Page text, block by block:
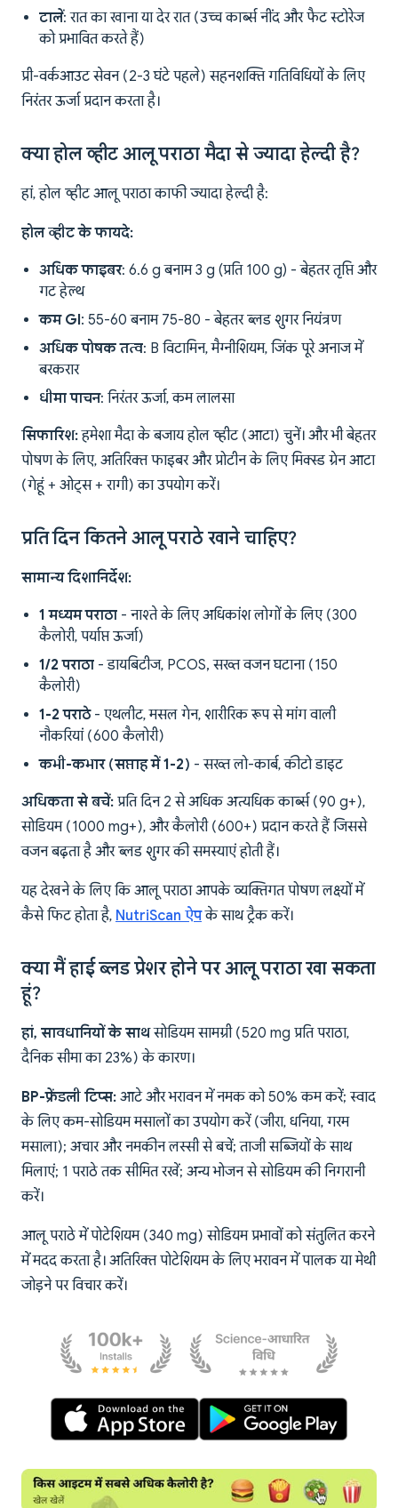
टालें: रात का खाना या देर रात (उच्च कार्ब्स नींद और फैट स्टोरेज
को प्रभावित करते हैं)
प्री-वर्कआउट सेवन (2-3 घंटे पहले) सहनशक्ति गतिविधियों के लिए
निरंतर ऊर्जा प्रदान करता है।
क्या होल व्हीट आलू पराठा मैदा से ज्यादा हेल्दी है?
हां, होल व्हीट आलू पराठा काफी ज्यादा हेल्दी है:
होल व्हीट के फायदे:
अधिक फाइबर: 6.6 g बनाम 3 g (प्रति 100 g) - बेहतर तृप्ति और
गट हेल्थ
कम GI: 55-60 बनाम 75-80 - बेहतर ब्लड शुगर नियंत्रण
अधिक पोषक तत्व: B विटामिन, मैग्नीशियम, जिंक पूरे अनाज में
बरकरार
धीमा पाचन: निरंतर ऊर्जा, कम लालसा
सिफारिश:हमेशा मैदा के बजाय होल व्हीट (आटा) चुनें। और भी बेहतर
पोषण के लिए, अतिरिक्त फाइबर और प्रोटीन के लिए मिक्स्ड ग्रेन आटा
(गेहूं + ओट्स + रागी) का उपयोग करें।
प्रति दिन कितने आलू पराठे खाने चाहिए?
सामान्य दिशानिर्देश:
1 मध्यम पराठा - नाश्ते के लिए अधिकांश लोगों के लिए (300
कैलोरी, पर्याप्त ऊर्जा)
1/2 पराठा - डायबिटीज, PCOS, सख्त वजन घटाना (150
कैलोरी)
1-2 पराठे- एथलीट, मसल गेन, शारीरिक रूप से मांग वाली
नौकरियां (600 कैलोरी)
कभी-कभार (सप्ताह में 1-2) - सख्त लो-कार्ब, कीटो डाइट
अधिकता से बचें: प्रति दिन 2 से अधिक अत्यधिक कार्ब्स (90 g+),
सोडियम (1000 mg+), और कैलोरी (600+) प्रदान करते हैं जिससे
वजन बढ़ता है और ब्लड शुगर की समस्याएं होती हैं।
यह देखने के लिए कि आलू पराठा आपके व्यक्तिगत पोषण लक्ष्यों में
कैसे फिट होता है, NutriScan ऐपके साथ ट्रैक करें।
क्या मैं हाई ब्लड प्रेशर होने पर आलू पराठा खा सकता
हूं?
हां, सावधानियों के साथसोडियम सामग्री (520 mg प्रति पराठा,
दैनिक सीमा का 23%) के कारण।
BP-फ्रेंडली टिप्स: आटे और भरावन में नमक को 50% कम करें; स्वाद
के लिए कम-सोडियम मसालों का उपयोग करें (जीरा, धनिया, गरम
मसाला); अचार और नमकीन लस्सी से बचें; ताजी सब्जियों के साथ
मिलाएं; 1 पराठे तक सीमित रखें; अन्य भोजन से सोडियम की निगरानी
करें।
आलू पराठे में पोटेशियम (340 mg) सोडियम प्रभावों को संतुलित करने
में मदद करता है। अतिरिक्त पोटेशियम के लिए भरावन में पालक या मेथी
जोड़ने पर विचार करें।